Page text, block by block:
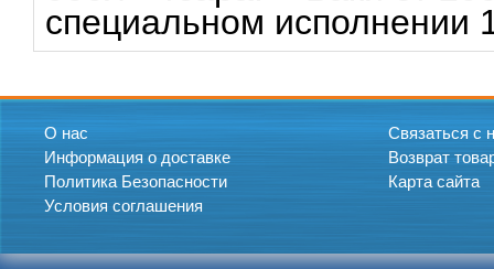
специальном исполнении
О нас
Информация о доставке
Политика Безопасности
Условия соглашения
Связаться с
Возврат
Карта сайта